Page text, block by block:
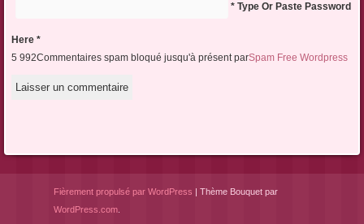
* Type Or Paste Password
Here *
5 992Commentaires spam bloqué jusqu'à présent parSpam Free Wordpress
Fièrement propulsé par WordPress
Thème Bouquet par
WordPress.com